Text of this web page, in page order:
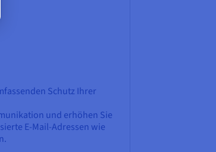
Schutz Ihrer
und erhöhen Sie
E-Mail-Adressen wie